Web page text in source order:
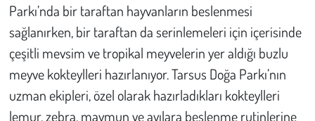
Parkı’nda bir taraftan hayvanların beslenmesi
sağlanırken, bir taraftan da serinlemeleri için içerisinde
çeşitli mevsim ve tropikal meyvelerin yer aldığı buzlu
meyve kokteylleri hazırlanıyor. Tarsus Doğa Parkı’nın
uzman ekipleri, özel olarak hazırladıkları kokteylleri
lemur, zebra, maymun ve ayılara beslenme rutinlerine